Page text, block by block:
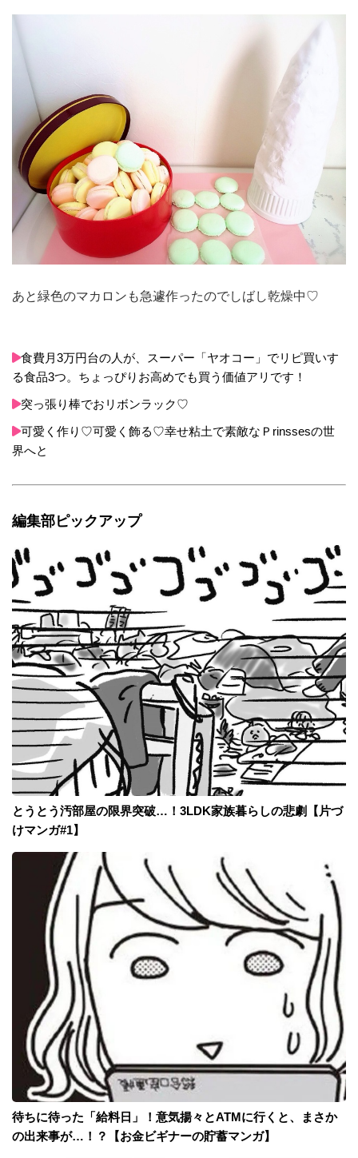
あと緑色のマカロンも急遽作ったのでしばし乾燥中♡
食費月3万円台の人が、スーパー「ヤオコー」でリピ買いす
る食品3つ。ちょっぴりお高めでも買う価値アリです！
突っ張り棒でおリボンラック♡
可愛く作り♡可愛く飾る♡幸せ粘土で素敵なＰrinssesの世
界へと
編集部ピックアップ
とうとう汚部屋の限界突破…！3LDK家族暮らしの悲劇【片づ
けマンガ#1】
待ちに待った「給料日」！意気揚々とATMに行くと、まさか
の出来事が…！？【お金ビギナーの貯蓄マンガ】